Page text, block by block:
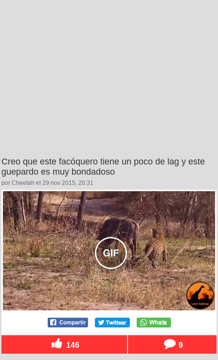
Creo que este facóquero tiene un poco de lag y este
guepardo es muy bondadoso
por Cheetah el 29 nov 2015, 20:31
146 9